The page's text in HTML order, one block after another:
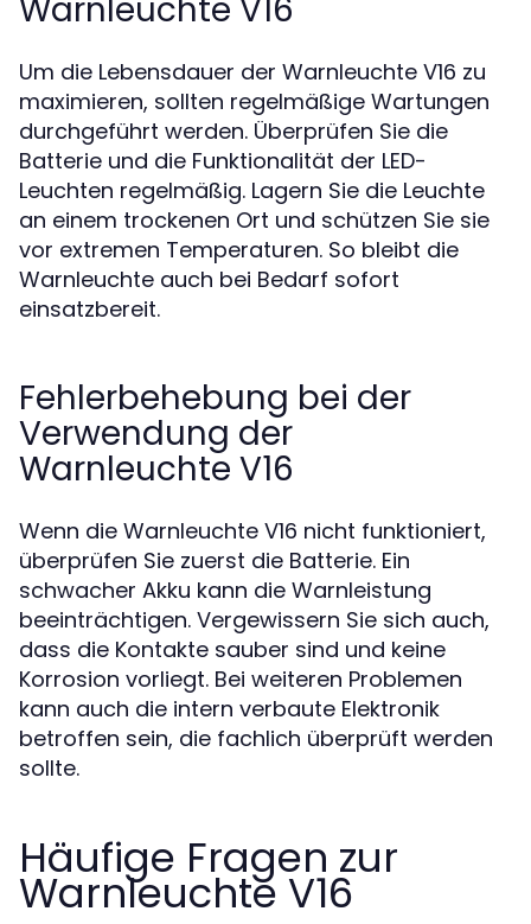
Warnleuchte V16
Um die Lebensdauer der Warnleuchte V16 zu
maximieren, sollten regelmäßige Wartungen
durchgeführt werden. Überprüfen Sie die
Batterie und die Funktionalität der LED-
Leuchten regelmäßig. Lagern Sie die Leuchte
an einem trockenen Ort und schützen Sie sie
vor extremen Temperaturen. So bleibt die
Warnleuchte auch bei Bedarf sofort
einsatzbereit.
Fehlerbehebung bei der
Verwendung der
Warnleuchte V16
Wenn die Warnleuchte V16 nicht funktioniert,
überprüfen Sie zuerst die Batterie. Ein
schwacher Akku kann die Warnleistung
beeinträchtigen. Vergewissern Sie sich auch,
dass die Kontakte sauber sind und keine
Korrosion vorliegt. Bei weiteren Problemen
kann auch die intern verbaute Elektronik
betroffen sein, die fachlich überprüft werden
sollte.
Häufige Fragen zur
Warnleuchte V16